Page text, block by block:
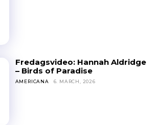
Fredagsvideo: Hannah Aldridge
– Birds of Paradise
AMERICANA 6. MARCH, 2026